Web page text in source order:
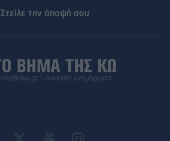
Στείλε την άποψή σου